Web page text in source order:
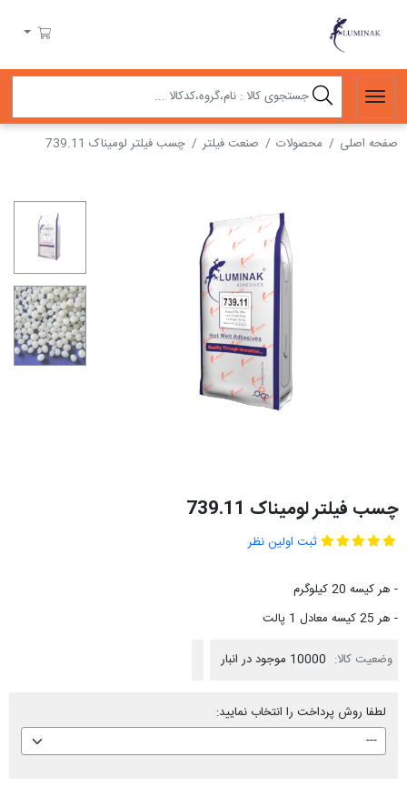
سبد خرید
صفحه اصلی محصولات صنعت فیلتر چسب فیلتر لومیناک 739.11
چسب فیلتر لومیناک 739.11
ثبت اولین نظر
- هر کیسه 20 کیلوگرم
- هر 25 کیسه معادل 1 پالت
وضعیت کالا: 10000 موجود در انبار
لطفا روش پرداخت را انتخاب نمایید: